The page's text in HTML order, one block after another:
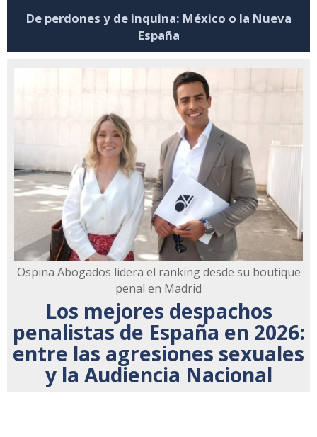
De perdones y de inquina: México o la Nueva
España
Ospina Abogados lidera el ranking desde su boutique
penal en Madrid
Los mejores despachos
penalistas de España en 2026:
entre las agresiones sexuales
y la Audiencia Nacional